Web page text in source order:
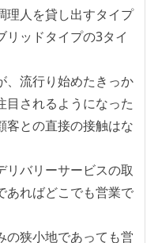
理人を貸し出すタイプ
リッドタイプの3タイ
流行り始めたきっか
目されるようになった
との直接の接触はな
バリーサービスの取
あればどこでも営業で
狭小地であっても営